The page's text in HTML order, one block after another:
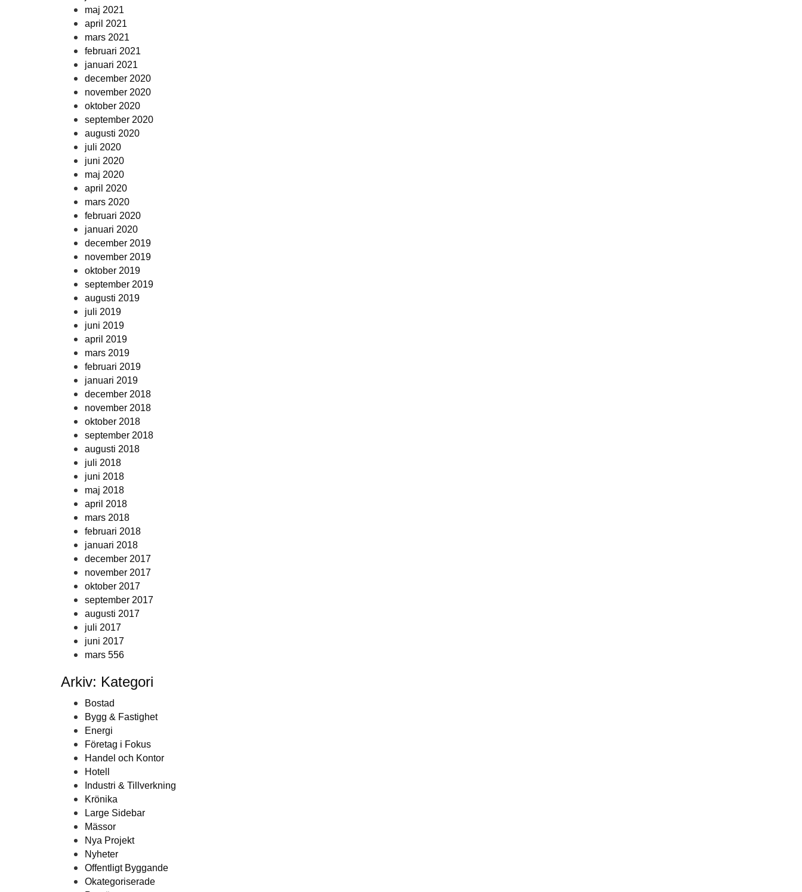
maj 2021
april 2021
mars 2021
februari 2021
januari 2021
december 2020
november 2020
oktober 2020
september 2020
augusti 2020
juli 2020
juni 2020
maj 2020
april 2020
mars 2020
februari 2020
januari 2020
december 2019
november 2019
oktober 2019
september 2019
augusti 2019
juli 2019
juni 2019
april 2019
mars 2019
februari 2019
januari 2019
december 2018
november 2018
oktober 2018
september 2018
augusti 2018
juli 2018
juni 2018
maj 2018
april 2018
mars 2018
februari 2018
januari 2018
december 2017
november 2017
oktober 2017
september 2017
augusti 2017
juli 2017
juni 2017
mars 556
Arkiv: Kategori
Bostad
Bygg & Fastighet
Energi
Företag i Fokus
Handel och Kontor
Hotell
Industri & Tillverkning
Krönika
Large Sidebar
Mässor
Nya Projekt
Nyheter
Offentligt Byggande
Okategoriserade